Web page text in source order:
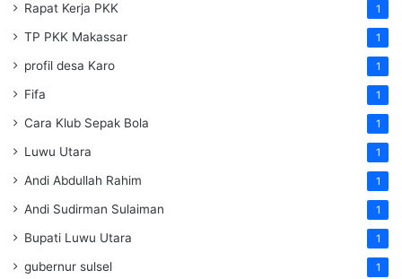
Rapat Kerja PKK 1
TP PKK Makassar 1
profil desa Karo 1
Fifa 1
Cara Klub Sepak Bola 1
Luwu Utara 1
Andi Abdullah Rahim 1
Andi Sudirman Sulaiman 1
Bupati Luwu Utara 1
gubernur sulsel 1